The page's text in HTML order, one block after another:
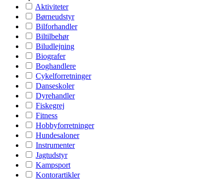
Aktiviteter
Børneudstyr
Bilforhandler
Biltilbehør
Biludlejning
Biografer
Boghandlere
Cykelforretninger
Danseskoler
Dyrehandler
Fiskegrej
Fitness
Hobbyforretninger
Hundesaloner
Instrumenter
Jagtudstyr
Kampsport
Kontorartikler